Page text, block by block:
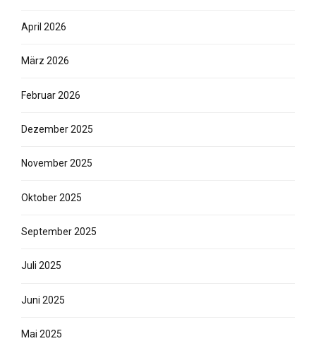
April 2026
März 2026
Februar 2026
Dezember 2025
November 2025
Oktober 2025
September 2025
Juli 2025
Juni 2025
Mai 2025